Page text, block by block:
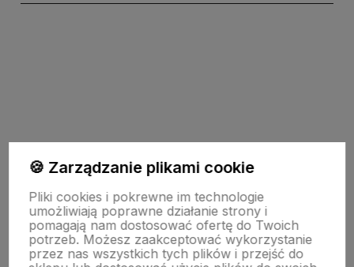
TU JESTEŚMY
INFO O PRODUKCIE
🍪 Zarządzanie plikami cookie
Pliki cookies i pokrewne im technologie
umożliwiają poprawne działanie strony i
pomagają nam dostosować ofertę do Twoich
potrzeb. Możesz zaakceptować wykorzystanie
przez nas wszystkich tych plików i przejść do